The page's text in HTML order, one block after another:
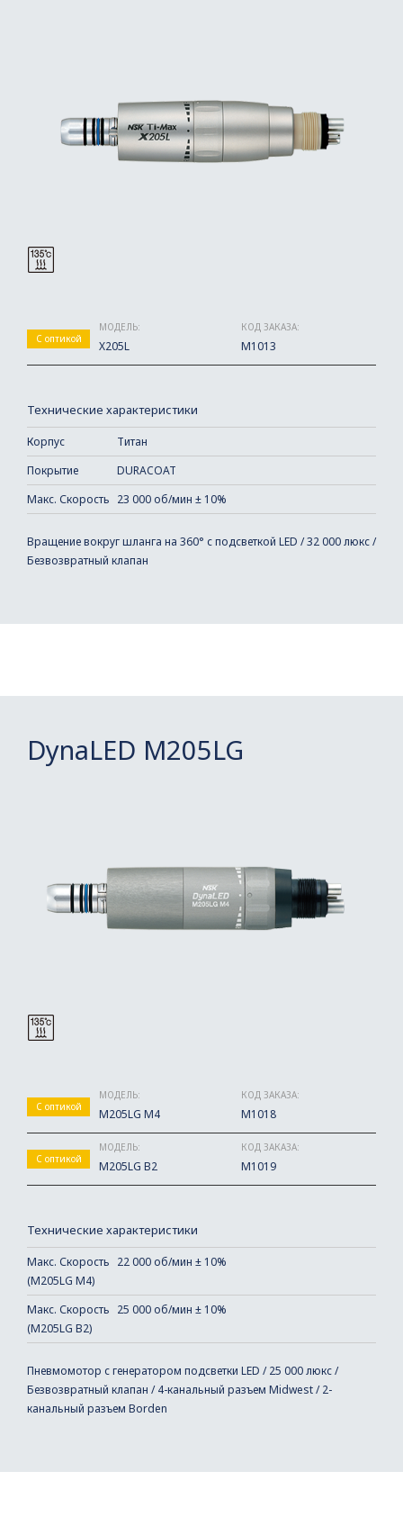
С оптикой
МОДЕЛЬ:
X205L
КОД ЗАКАЗА:
M1013
Технические характеристики
Корпус
Титан
Покрытие
DURACOAT
Макс. Скорость 23 000 об/мин ± 10%
Вращение вокруг шланга на 360° с подсветкой LED / 32 000 люкс /
Безвозвратный клапан
DynaLED M205LG
С оптикой
МОДЕЛЬ:
M205LG M4
КОД ЗАКАЗА:
M1018
С оптикой
МОДЕЛЬ:
M205LG B2
КОД ЗАКАЗА:
M1019
Технические характеристики
Макс. Скорость
(M205LG M4)
22 000 об/мин ± 10%
Макс. Скорость
(M205LG B2)
25 000 об/мин ± 10%
Пневмомотор с генератором подсветки LED / 25 000 люкс /
Безвозвратный клапан / 4-канальный разъем Midwest / 2-
канальный разъем Borden